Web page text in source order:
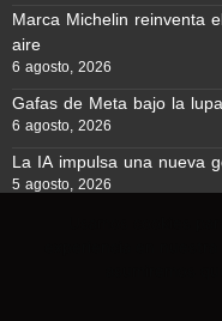
Marca Michelin reinventa
aire
6 agosto, 2026
Gafas de Meta bajo la lupa
6 agosto, 2026
La IA impulsa una nueva
5 agosto, 2026